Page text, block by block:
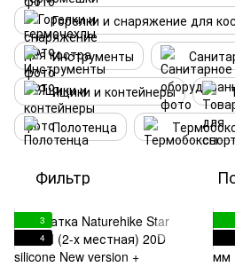
Горелки и снаряжение для
Инструменты
Ящики и контейнеры
Полотенца
Фильтр
3
4